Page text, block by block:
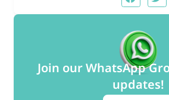
Join our WhatsApp
updates!